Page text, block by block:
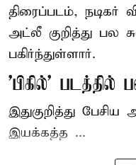
திரைப்படம், நடிகர்
அட்லீ குறித்து பல
பகிர்ந்துள்ளார்.
'பிகில்' படத்தில்
இதுகுறித்து
இயக்கத்த ...